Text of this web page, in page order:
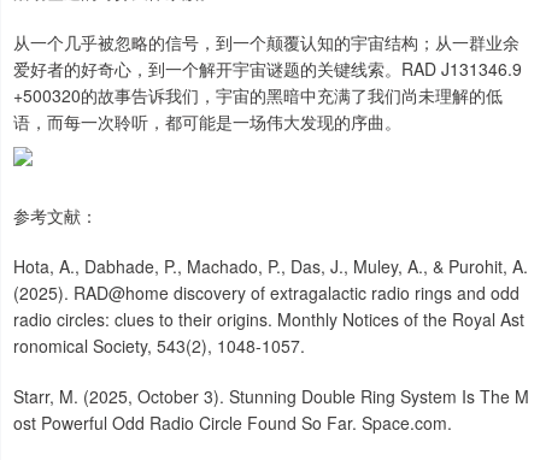
从一个几乎被忽略的信号，到一个颠覆认知的宇宙结构；从一群业余
爱好者的好奇心，到一个解开宇宙谜题的关键线索。RAD J131346.9
+500320的故事告诉我们，宇宙的黑暗中充满了我们尚未理解的低
语，而每一次聆听，都可能是一场伟大发现的序曲。
参考文献：
Hota, A., Dabhade, P., Machado, P., Das, J., Muley, A., & Purohit, A.
(2025). RAD@home discovery of extragalactic radio rings and odd
radio circles: clues to their origins. Monthly Notices of the Royal Ast
ronomical Society, 543(2), 1048-1057.
Starr, M. (2025, October 3). Stunning Double Ring System Is The M
ost Powerful Odd Radio Circle Found So Far. Space.com.